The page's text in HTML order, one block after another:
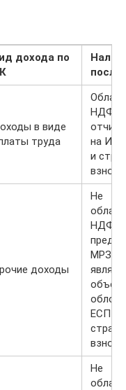
дохода по
в виде
труда
НДФЛ,
на
и
доходы
Не
НДФЛ
МРЗП ,
ЕСП и
Не